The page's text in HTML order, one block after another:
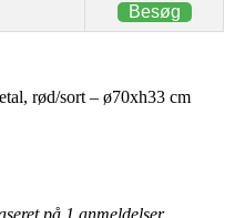
Besøg
rød/sort – ø70xh33 cm
på 1 anmeldelser